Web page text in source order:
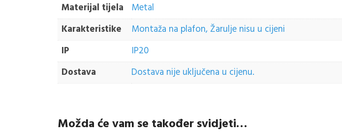
Materijal tijela Metal
Karakteristike
Montaža na plafon, Žarulje nisu u cijeni
IP
IP20
Dostava
Dostava nije uključena u cijenu.
Možda će vam se također svidjeti…